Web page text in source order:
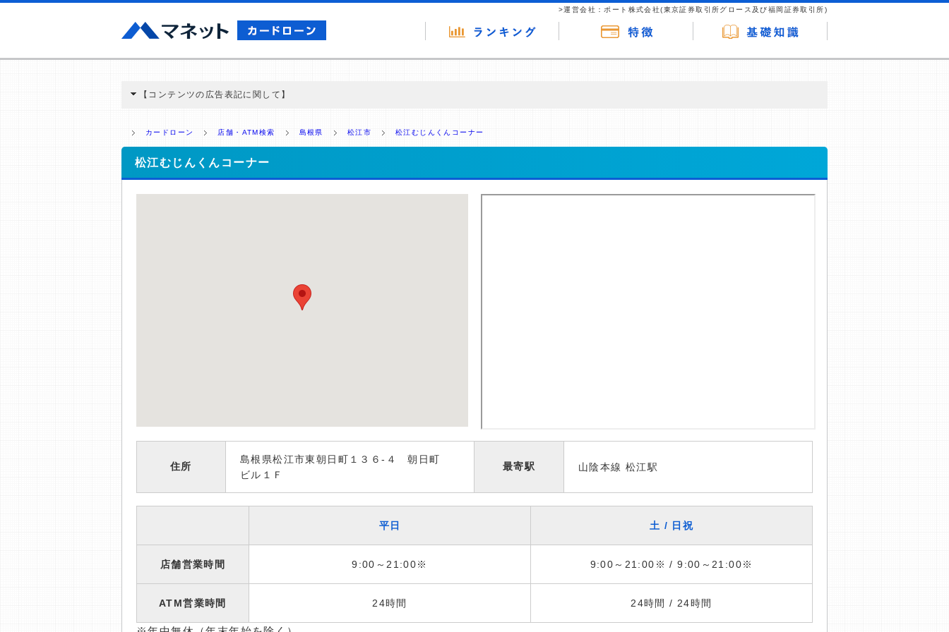
>運営会社：ポート株式会社(東京証券取引所グロース及び福岡証券取引所)
【コンテンツの広告表記に関して】
ミ収集などに基づき、公平性を担保した情報提供を行っています。
>提携企業一覧
カードローン 店舗・ATM検索 島根県 松江市 松江むじんくんコーナー
松江むじんくんコーナー
住所
島根県松江市東朝日町１３６-４ 朝日町
ビル１Ｆ
最寄駅 山陰本線 松江駅
平日 土 / 日祝
店舗営業時間 9:00～21:00※ 9:00～21:00※ / 9:00～21:00※
ATM営業時間 24時間 24時間 / 24時間